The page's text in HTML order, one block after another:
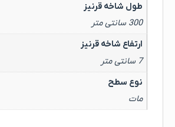
طول شاخه قرنیز
300 سانتی متر
ارتفاع شاخه قرنیز
7 سانتی متر
نوع سطح
مات